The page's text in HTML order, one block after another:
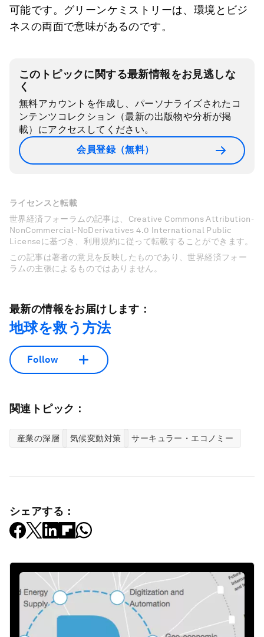
可能です。グリーンケミストリーは、環境とビジ
ネスの両面で意味があるのです。
このトピックに関する最新情報をお見逃しな
く
無料アカウントを作成し、パーソナライズされたコ
ンテンツコレクション（最新の出版物や分析が掲
載）にアクセスしてください。
会員登録（無料）
ライセンスと転載
世界経済フォーラムの記事は、Creative Commons Attribution-
NonCommercial-NoDerivatives 4.0 International Public
Licenseに基づき、利用規約に従って転載することができます。
この記事は著者の意見を反映したものであり、世界経済フォー
ラムの主張によるものではありません。
最新の情報をお届けします：
地球を救う方法
Follow
関連トピック：
産業の深層 気候変動対策 サーキュラー・エコノミー
シェアする：